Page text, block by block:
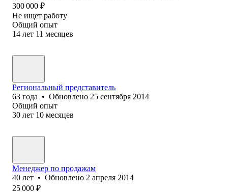
300 000 ₽
Не ищет работу
Общий опыт
14 лет 11 месяцев
Региональный представитель
63 года • Обновлено 25 сентября 2014
Общий опыт
30 лет 10 месяцев
Менеджер по продажам
40 лет • Обновлено 2 апреля 2014
25 000 ₽